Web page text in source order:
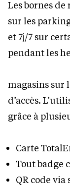
Les bornes
sur les
et 7j/7 sur
pendant les
magasins sur
d’accès.
grâce à
Carte
Tout badge
QR code